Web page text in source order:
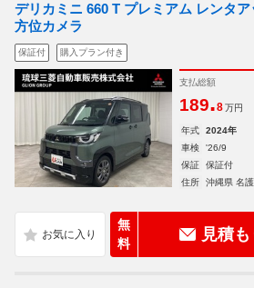
デリカミニ 660 T プレミアム レンタ
方位カメラ
保証付 購入プラン付き
支払総額
189.8 万円
年式 2024年
車検
'26/9
保証
保証付
住所
沖縄県 名
無
料
見積